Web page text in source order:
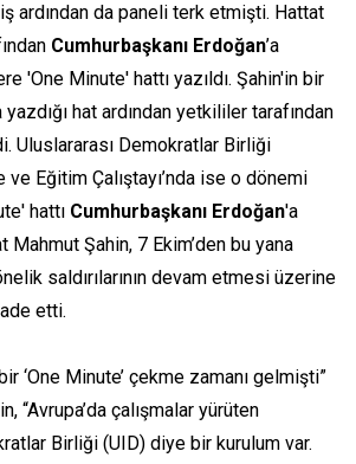
ardından da paneli terk etmişti. Hattat
Cumhurbaşkanı Erdoğan’a
'One Minute' hattı yazıldı. Şahin'in bir
hat ardından yetkililer tarafından
Uluslararası Demokratlar Birliği
Eğitim Çalıştayı’nda ise o dönemi
hattı Cumhurbaşkanı Erdoğan'a
Şahin, 7 Ekim’den bu yana
saldırılarının devam etmesi üzerine
etti.
‘One Minute’ çekme zamanı gelmişti”
“Avrupa’da çalışmalar yürüten
Birliği (UID) diye bir kurulum var.